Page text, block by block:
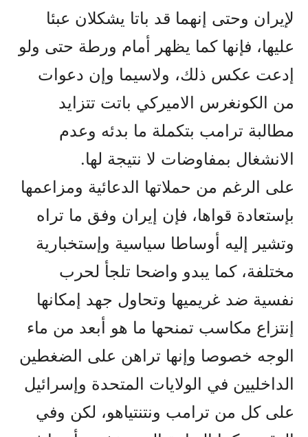
لإيران وحتى إنهما قد باتا يشکلان عبئا
عليها، فإنها کما يظهر أمام ورطة حتى ولو
إدعت عکس ذلك، ولاسيما وإن دعوات
من الکونغرس الاميرکي باتت تتزايد
مطالبة ترامب بتکملة ما بدئه وعدم
الانشغال بمفاوضات لا نتيجة لها.
على الرغم من حملاتها الدعائية ومزاعمها
بإستعادة قواها، فإن إيران وفق ما تراه
وتشير إليه أوساطا سياسية وإستخبارية
مختلفة، کما يبدو واضحا تلجأ لحرب
نفسية ضد غريميها وتحاول جهد إمکانها
إنتزاع مکاسب تمنحها ما هو أبعد من ماء
الوجه خصوصا وإنها تراهن على الضغطين
الداخليين في الولايات المتحدة وإسرائيل
على کل من ترامب ونتنتياهو، لکن وفي